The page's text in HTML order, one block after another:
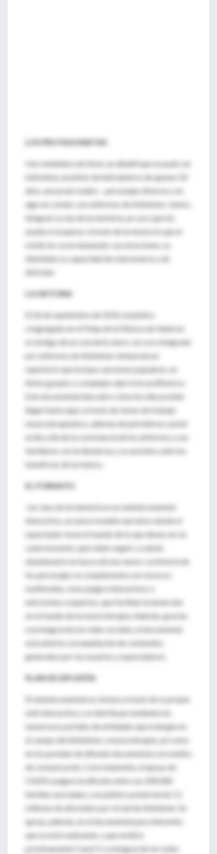
LOS PROTAGONISTAS
Una vendedora de Avon, un albañil que no pudo ser
futbolista, un piloto de helicópteros de apenas 50
años, una joven madre… personajes diversos con
algo en común: son enfermos de Alzheimer. Juntos,
integran La veu de la memòria, un coro que les
ayuda a recuperar a través de la música lo que el
olvido les va arrebatando: sus emociones, su
identidad, su capacidad de relacionarse y de
disfrutar.
LA HISTORIA
El 26 de septiembre de 2010, el público
congregado en el Palau de la Música de Valencia
es testigo de un concierto único: un coro integrado
por enfermos de Alzheimer interpreta un
repertorio que incluye canciones populares, un
himno gospel, o complejos ejercicios polifónicos.
Este documental descubre cómo ha sido posible
llegar hasta aquí, a través de meses de trabajo
musicoterapéutico, además de permitirnos asistir
al día a día de la convivencia de los enfermos y sus
familiares con la demencia, y su asombro ante los
beneficios de la música.
EL FORMATO
Les veus de la memòria es un webdocumental
interactivo, un nuevo modelo narrativo donde el
espectador toma el mando de lo que desea ver en
cada momento, qué relato seguir y cuándo
abandonarlo en busca de uno nuevo. La historia de
los personajes se complementa con recursos
multimedia, como juegos interactivos o
entrevistas a expertos, que facilitan la inmersión
en el mundo de la musicoterapia. Además, gracias
a la integración en redes sociales, el documental
está abierto a la ampliación de contenidos
generados por los usuarios y espectadores.
PLAN DE DIFUSIÓN
El webdocumental se visiona a través de su propia
web interactiva, y se distribuye mediante los
numerosos portales de entidades que trabajan en
el campo del Alzheimer y musicoterapia, así como
en los portales de difusión documental y en medios
de comunicación. Concretamente, el apoyo de
CEAFA asegura la difusión entre sus 200.000
familias asociadas, y un público potencial de 1,5
millones de afectados por el mal de Alzheimer. Se
apoya, además, en el documental para televisión
que se está realizando, y que emitirá
próximamente Canal 9. La integración en redes